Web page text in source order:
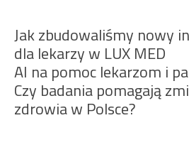
Jak zbudowaliśmy nowy
dla lekarzy w LUX MED
AI na pomoc lekarzom i
Czy badania pomagają
zdrowia w Polsce?